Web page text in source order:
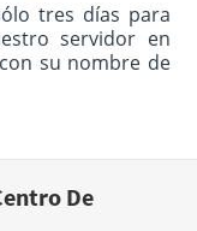
tres días para
servidor en
su nombre de
De